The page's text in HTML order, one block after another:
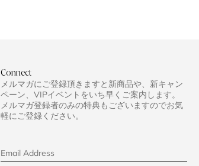
Connect
メルマガにご登録頂きますと新商品や、新キャン
ペーン、VIPイベントをいち早くご案内します。
メルマガ登録者のみの特典もございますのでお気
軽にご登録ください。
Email Address